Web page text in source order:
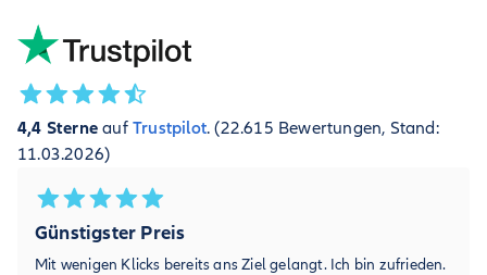
4,4 Sterne auf Trustpilot. (22.615 Bewertungen, Stand:
11.03.2026)
Günstigster Preis
Mit wenigen Klicks bereits ans Ziel gelangt. Ich bin zufrieden.